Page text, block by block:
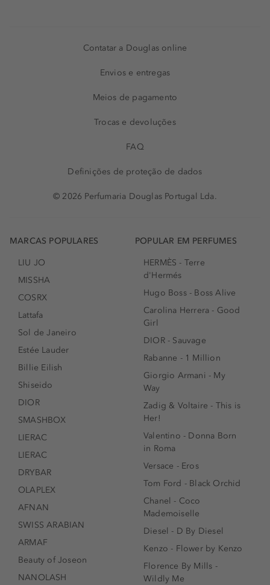
Contatar a Douglas online
Envios e entregas
Meios de pagamento
Trocas e devoluções
FAQ
Definições de proteção de dados
© 2026 Perfumaria Douglas Portugal Lda.
MARCAS POPULARES
LIU JO
MISSHA
COSRX
Lattafa
Sol de Janeiro
Estée Lauder
Billie Eilish
Shiseido
DIOR
SMASHBOX
LIERAC
LIERAC
DRYBAR
OLAPLEX
AFNAN
SWISS ARABIAN
ARMAF
Beauty of Joseon
NANOLASH
POPULAR EM PERFUMES
HERMÈS - Terre
d'Hermés
Hugo Boss - Boss Alive
Carolina Herrera - Good
Girl
DIOR - Sauvage
Rabanne - 1 Million
Giorgio Armani - My
Way
Zadig & Voltaire - This is
Her!
Valentino - Donna Born
in Roma
Versace - Eros
Tom Ford - Black Orchid
Chanel - Coco
Mademoiselle
Diesel - D By Diesel
Kenzo - Flower by Kenzo
Florence By Mills -
Wildly Me